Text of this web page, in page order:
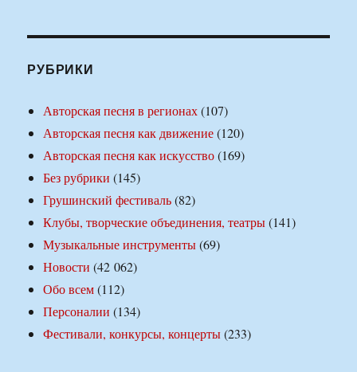
РУБРИКИ
Авторская песня в регионах(107)
Авторская песня как движение(120)
Авторская песня как искусство(169)
Без рубрики (145)
Грушинский фестиваль(82)
Клубы, творческие объединения, театры(141)
Музыкальные инструменты(69)
Новости (42 062)
Обо всем(112)
Персоналии (134)
Фестивали, конкурсы, концерты(233)